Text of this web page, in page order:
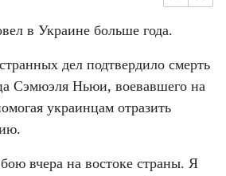
в Украине больше года.
дел подтвердило смерть
Сэмюэля Ньюи, воевавшего на
украинцам отразить
вчера на востоке страны. Я